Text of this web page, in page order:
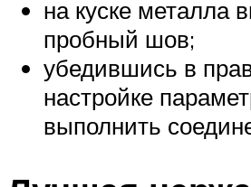
на куске металла
пробный шов;
убедившись в
настройке
выполнить